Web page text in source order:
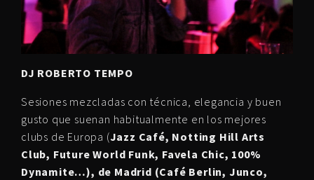
DJ ROBERTO TEMPO
Sesiones mezcladas con técnica, elegancia y buen
gusto que suenan habitualmente en los mejores
clubs de Europa (Jazz Café, Notting Hill Arts
Club, Future World Funk, Favela Chic, 100%
Dynamite…), de Madrid (Café Berlin, Junco,